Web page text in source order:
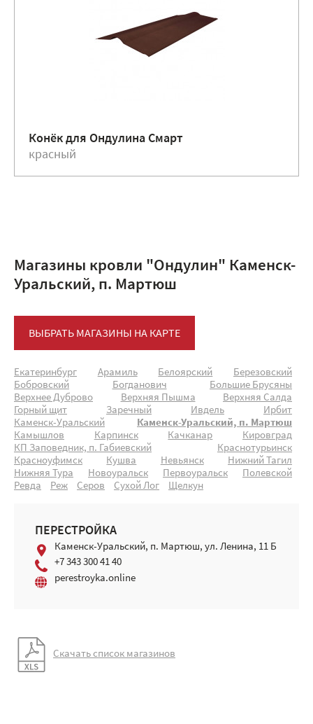
Конёк для Ондулина Смарт
красный
Магазины кровли "Ондулин" Каменск-
Уральский, п. Мартюш
ВЫБРАТЬ МАГАЗИНЫ НА КАРТЕ
Екатеринбург Арамиль Белоярский
Березовский
Бобровский
Богданович
Большие Брусяны
Верхнее Дуброво
Верхняя Пышма
Верхняя Салда
Горный щит
Заречный Ивдель
Ирбит
Каменск-Уральский
Каменск-Уральский, п. Мартюш
Камышлов
Карпинск Качканар
Кировград
КП Заповедник, п. Габиевский
Краснотурьинск
Красноуфимск
Кушва Невьянск
Нижний Тагил
Нижняя Тура
Новоуральск Первоуральск
Полевской
Ревда
Реж Серов Сухой Лог Щелкун
ПЕРЕСТРОЙКА
Каменск-Уральский, п. Мартюш, ул. Ленина, 11 Б
+7 343 300 41 40
perestroyka.online
Скачать список магазинов